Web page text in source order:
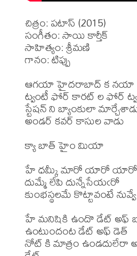
చిత్రం: పటాస్ (2015)
సంగీతం: సాయి కార్తీక్
సాహిత్యం: శ్రీమణి
గానం: టిప్పు
ఆగయా హైదరాబాద్ క నయా
ట్వంటీ ఫోర్ కారట్ ల ఫోర్
స్టేషన్ ని బ్యాంకులా
అండర్ కవర్ కాసుల వాడు
క్యా బాత్ హైం మియా
హే ధమ్కీ మారో యారో యారో
దుమ్మే లేపి దున్నేసేయఁరో
కుంభస్థలమే కొట్టావంటే
హే మనిషికి ఉందొ డేట్ అఫ్
ఉంటుందంట డేట్ అఫ్ డెత్
నోట్ కి మాత్రం ఉండదులేరా